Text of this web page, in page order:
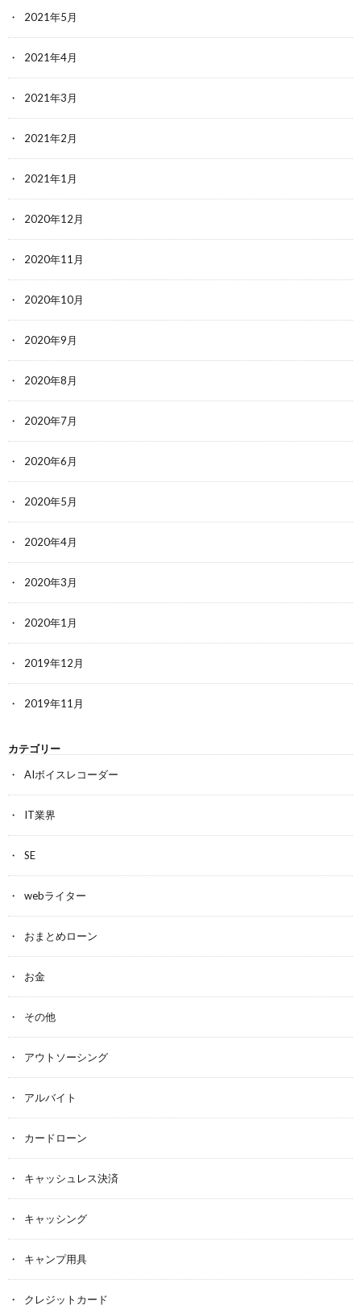
2021年5月
2021年4月
2021年3月
2021年2月
2021年1月
2020年12月
2020年11月
2020年10月
2020年9月
2020年8月
2020年7月
2020年6月
2020年5月
2020年4月
2020年3月
2020年1月
2019年12月
2019年11月
カテゴリー
AIボイスレコーダー
IT業界
SE
webライター
おまとめローン
お金
その他
アウトソーシング
アルバイト
カードローン
キャッシュレス決済
キャッシング
キャンプ用具
クレジットカード